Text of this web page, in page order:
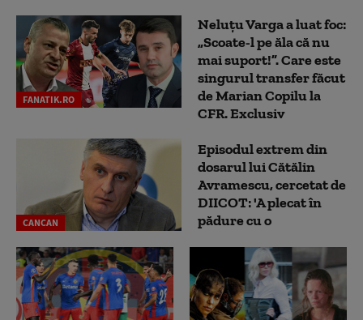
FANATIK.RO
Neluțu Varga a luat foc:
„Scoate-l pe ăla că nu
mai suport!”. Care este
singurul transfer făcut
de Marian Copilu la
CFR. Exclusiv
CANCAN
Episodul extrem din
dosarul lui Cătălin
Avramescu, cercetat de
DIICOT: 'A plecat în
pădure cu o